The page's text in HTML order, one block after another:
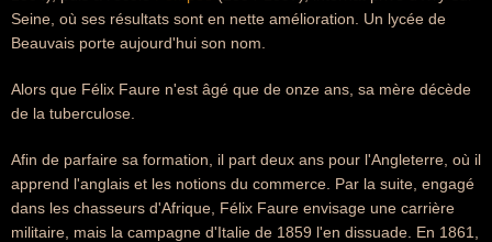
Seine, où ses résultats sont en nette amélioration. Un lycée de
Beauvais porte aujourd'hui son nom.
Alors que Félix Faure n'est âgé que de onze ans, sa mère décède
de la tuberculose.
Afin de parfaire sa formation, il part deux ans pour l'Angleterre, où il
apprend l'anglais et les notions du commerce. Par la suite, engagé
dans les chasseurs d'Afrique, Félix Faure envisage une carrière
militaire, mais la campagne d'Italie de 1859 l'en dissuade. En 1861,